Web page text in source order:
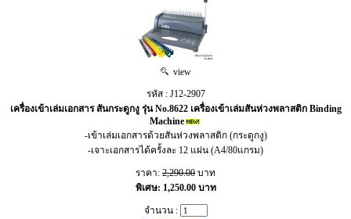
view
รหัส : J12-2907
เครื่องเข้าเล่มเอกสาร สันกระดูกงู รุ่น No.8622 เครื่องเข้าเล่มสันห่วงพลาสติก Binding
Machine
-เข้าเล่มเอกสารด้วยสันห่วงพลาสติก (กระดูกงู)
-เจาะเอกสารได้ครั้งละ 12 แผ่น (A4/80แกรม)
ราคา: 2,290.00 บาท
พิเศษ: 1,250.00 บาท
จำนวน :